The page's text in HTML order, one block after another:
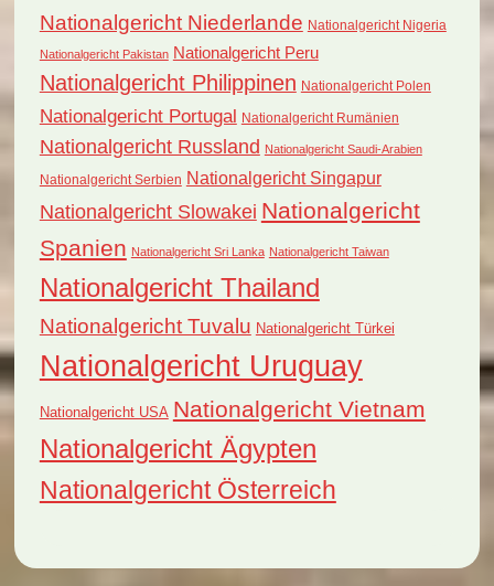
Nationalgericht Niederlande Nationalgericht Nigeria
Nationalgericht Pakistan Nationalgericht Peru
Nationalgericht Philippinen Nationalgericht Polen
Nationalgericht Portugal Nationalgericht Rumänien
Nationalgericht Russland Nationalgericht Saudi-Arabien
Nationalgericht Serbien Nationalgericht Singapur
Nationalgericht Slowakei Nationalgericht
Spanien Nationalgericht Sri Lanka Nationalgericht Taiwan
Nationalgericht Thailand
Nationalgericht Tuvalu Nationalgericht Türkei
Nationalgericht Uruguay
Nationalgericht USA Nationalgericht Vietnam
Nationalgericht Ägypten
Nationalgericht Österreich